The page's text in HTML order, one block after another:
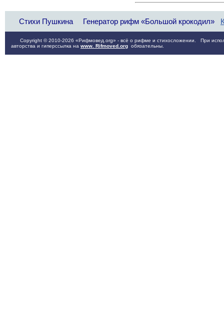
Стихи Пушкина Генератор рифм «Большой крокодил»
Copyright © 2010-2026 «Рифмовед.org» - всё о рифме и стихосложении. При
авторства и гиперссылка на www. Rifmoved.org обязательны.